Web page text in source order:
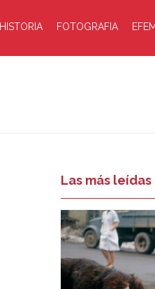
HISTORIA FOTOGRAFIA
Las más leídas